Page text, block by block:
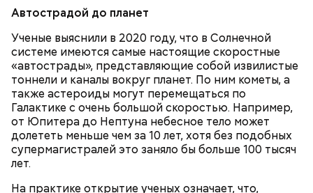
Автострадой до планет
Ученые выяснили в 2020 году, что в Солнечной
системе имеются самые настоящие скоростные
«автострады», представляющие собой извилистые
тоннели и каналы вокруг планет. По ним кометы, а
также астероиды могут перемещаться по
Галактике с очень большой скоростью. Например,
от Юпитера до Нептуна небесное тело может
долететь меньше чем за 10 лет, хотя без подобных
супермагистралей это заняло бы больше 100 тысяч
лет.
На практике открытие ученых означает, что,
своего 28-летия, 12 июня, Безсилко получил приказ
прибыть в Чернобыль.